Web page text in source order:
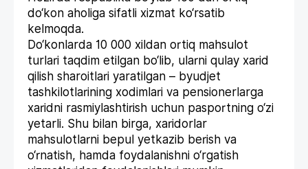
do‘kon aholiga sifatli xizmat ko‘rsatib
kelmoqda.
Do‘konlarda 10 000 xildan ortiq mahsulot
turlari taqdim etilgan bo‘lib, ularni qulay xarid
qilish sharoitlari yaratilgan – byudjet
tashkilotlarining xodimlari va pensionerlarga
xaridni rasmiylashtirish uchun pasportning o‘zi
yetarli. Shu bilan birga, xaridorlar
mahsulotlarni bepul yetkazib berish va
o‘rnatish, hamda foydalanishni o‘rgatish